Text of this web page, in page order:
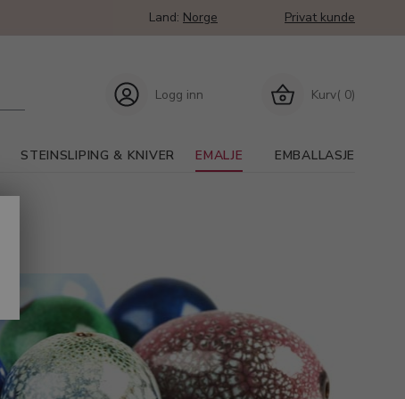
Land: Norge Privat kunde
Kurv( 0)
Logg inn
STEINSLIPING & KNIVER EMALJE EMBALLASJE